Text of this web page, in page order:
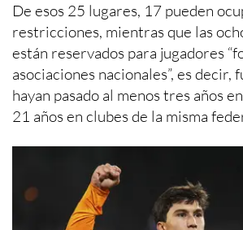
De esos 25 lugares, 17 pueden
restricciones, mientras que las
están reservados para jugadores
asociaciones nacionales”, es decir,
hayan pasado al menos tres años
21 años en clubes de la misma